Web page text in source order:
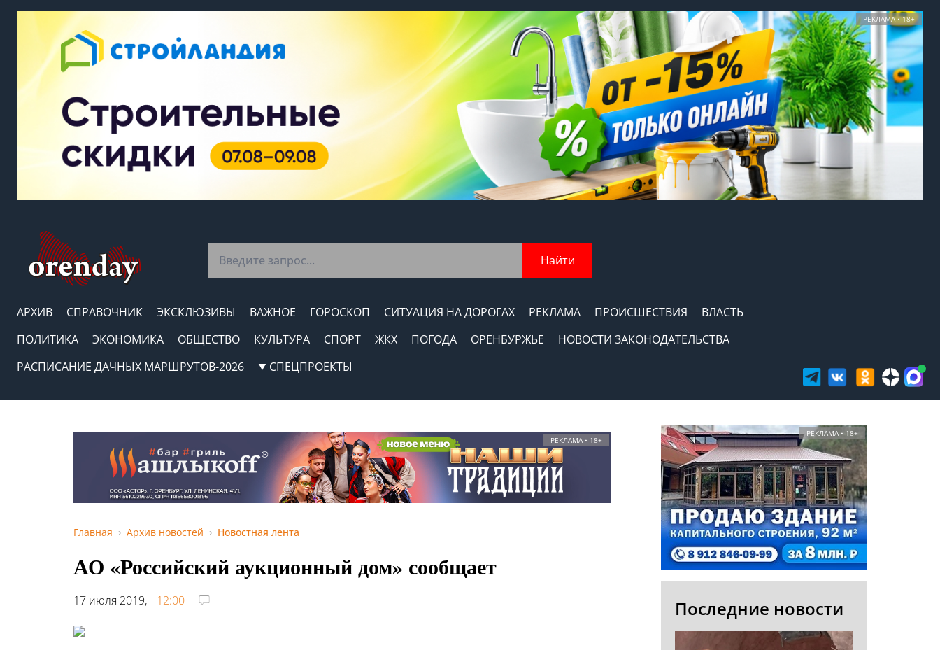
РЕКЛАМА • 18+
Найти
АРХИВ СПРАВОЧНИК ЭКСКЛЮЗИВЫ ВАЖНОЕ ГОРОСКОП СИТУАЦИЯ НА ДОРОГАХ РЕКЛАМА ПРОИСШЕСТВИЯ
ВЛАСТЬ
ПОЛИТИКА
ЭКОНОМИКА ОБЩЕСТВО КУЛЬТУРА СПОРТ ЖКХ ПОГОДА ОРЕНБУРЖЬЕ
НОВОСТИ ЗАКОНОДАТЕЛЬСТВА
РАСПИСАНИЕ ДАЧНЫХ МАРШРУТОВ-2026
СПЕЦПРОЕКТЫ
РЕКЛАМА • 18+
Главная Архив новостей Новостная лента
АО «Российский аукционный дом» сообщает
17 июля 2019, 12:00
РЕКЛАМА • 18+
Последние новости